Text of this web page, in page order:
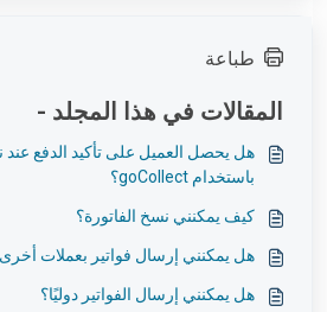
طباعة
المقالات في هذا المجلد -
هل يحصل العميل على تأكيد الدفع عند
باستخدام goCollect؟
كيف يمكنني نسخ الفاتورة؟
هل يمكنني إرسال فواتير بعملات
هل يمكنني إرسال الفواتير دوليًا؟